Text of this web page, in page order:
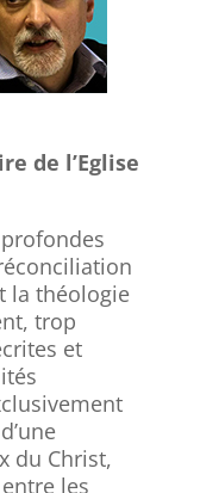
de l’Eglise
la théologie
trop
et
du Christ,
les